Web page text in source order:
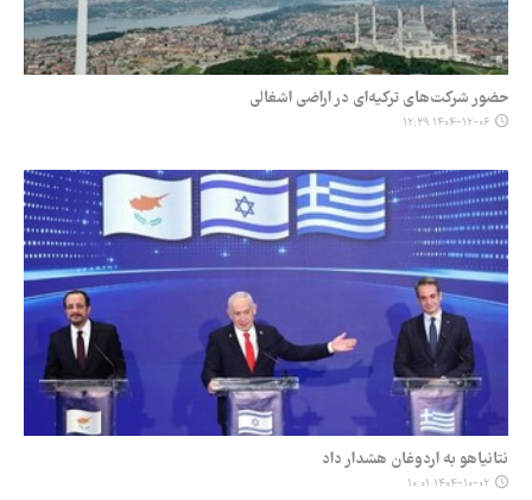
حضور شرکت‌های ترکیه‌ای در اراضی اشغالی
۱۴۰۴-۱۲-۰۶ ۱۲:۳۹
نتانیاهو به اردوغان هشدار داد
۱۴۰۴-۱۰-۰۲ ۱۰:۰۱